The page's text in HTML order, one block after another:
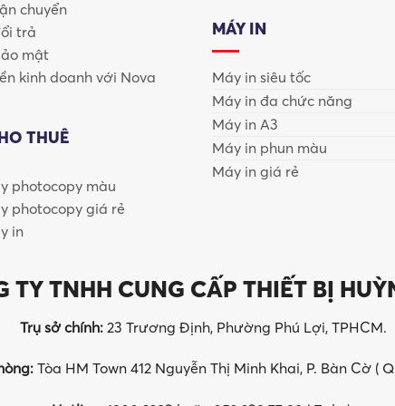
Tại Việt Nam?
hiệu scan bán chạy nhất tại thị trường Việt Nam.
chuyển
trả
mật
kinh doanh với Nova
THUÊ
photocopy màu
photocopy giá rẻ
in
MÁY IN
Máy in siêu tốc
Máy in đa chức năng
Máy in A3
Máy in phun màu
Máy in giá rẻ
TY TNHH CUNG CẤP THIẾT BỊ
Trụ sở chính:23 Trương Định, Phường Phú Lợi, TPHCM.
Tòa HM Town 412 Nguyễn Thị Minh Khai, P. Bàn Cờ (